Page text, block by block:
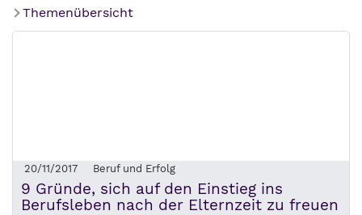
Themenübersicht
20/11/2017 Beruf und Erfolg
9 Gründe, sich auf den Einstieg ins
Berufsleben nach der Elternzeit zu freuen